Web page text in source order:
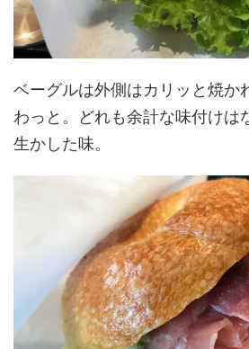
ベーグルは外側はカリッと焼か
わっと。どれも余計な味付けは
生かした味。